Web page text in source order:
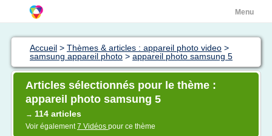
Menu
Accueil > Thèmes & articles : appareil photo video >
samsung appareil photo > appareil photo samsung 5
Articles sélectionnés pour le thème :
appareil photo samsung 5
→ 114 articles
Voir également7 Vidéos pour ce thème